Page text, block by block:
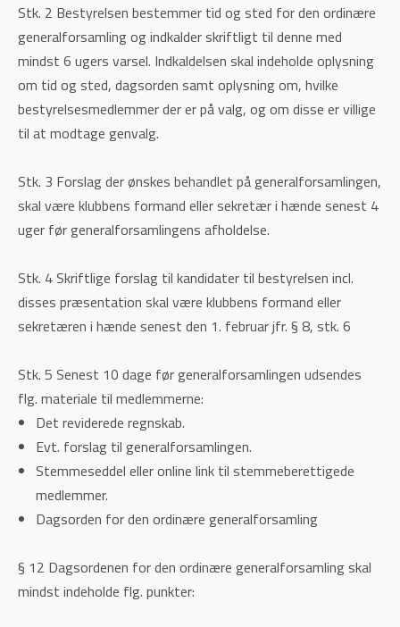
Stk. 2 Bestyrelsen bestemmer tid og sted for den ordinære
generalforsamling og indkalder skriftligt til denne med
mindst 6 ugers varsel. Indkaldelsen skal indeholde oplysning
om tid og sted, dagsorden samt oplysning om, hvilke
bestyrelsesmedlemmer der er på valg, og om disse er villige
til at modtage genvalg.
Stk. 3 Forslag der ønskes behandlet på generalforsamlingen,
skal være klubbens formand eller sekretær i hænde senest 4
uger før generalforsamlingens afholdelse.
Stk. 4 Skriftlige forslag til kandidater til bestyrelsen incl.
disses præsentation skal være klubbens formand eller
sekretæren i hænde senest den 1. februar jfr. § 8, stk. 6
Stk. 5 Senest 10 dage før generalforsamlingen udsendes
flg. materiale til medlemmerne:
Det reviderede regnskab.
Evt. forslag til generalforsamlingen.
Stemmeseddel eller online link til stemmeberettigede
medlemmer.
Dagsorden for den ordinære generalforsamling
§ 12 Dagsordenen for den ordinære generalforsamling skal
mindst indeholde flg. punkter: